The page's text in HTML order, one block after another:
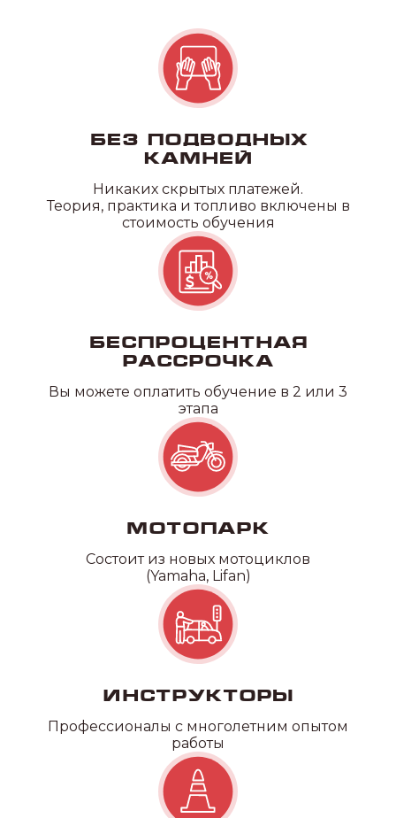
Без подводных
камней
Никаких скрытых платежей.
Теория, практика и топливо включены в
стоимость обучения
Беспроцентная
рассрочка
Вы можете оплатить обучение в 2 или 3
этапа
Мотопарк
Состоит из новых мотоциклов
(Yamaha, Lifan)
Инструкторы
Профессионалы с многолетним опытом
работы
Категория D